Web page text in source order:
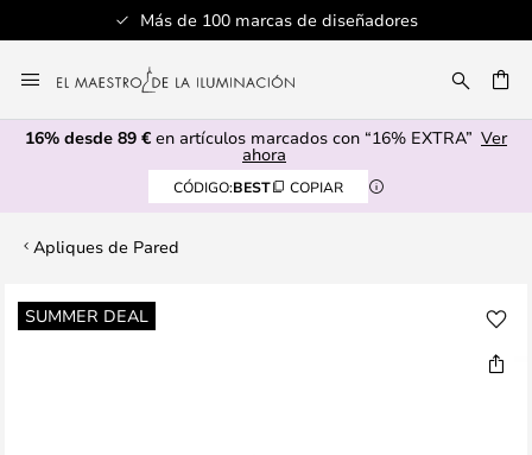
Más de 100 marcas de diseñadores
al
contenido
16% desde 89 € en artículos marcados con “16% EXTRA” Ver
ahora
CÓDIGO:BEST COPIAR
Apliques de Pared
SUMMER DEAL
Saltar
al